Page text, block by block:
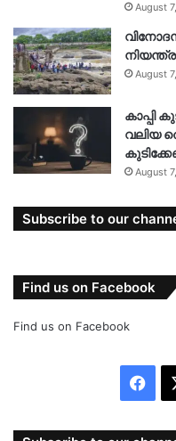
August
August
കാപ്പി
വലിയ
August
Subscribe to our
Find us on Facebook
Find us on Facebook